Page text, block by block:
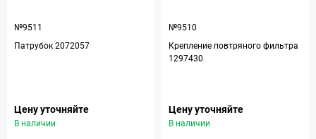
№9511
Патрубок 2072057
Цену уточняйте
В наличии
№9510
Крепление повтряного фильтра
1297430
Цену уточняйте
В наличии